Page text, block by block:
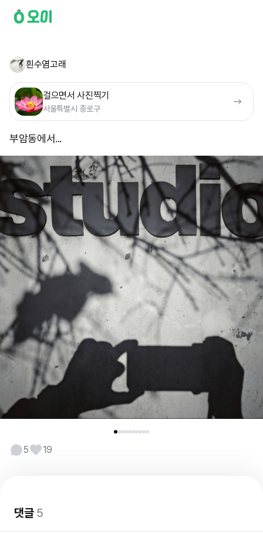
흰수염고래
걸으면서 사진찍기
서울특별시 종로구
부암동에서... ​
5 19
댓글5